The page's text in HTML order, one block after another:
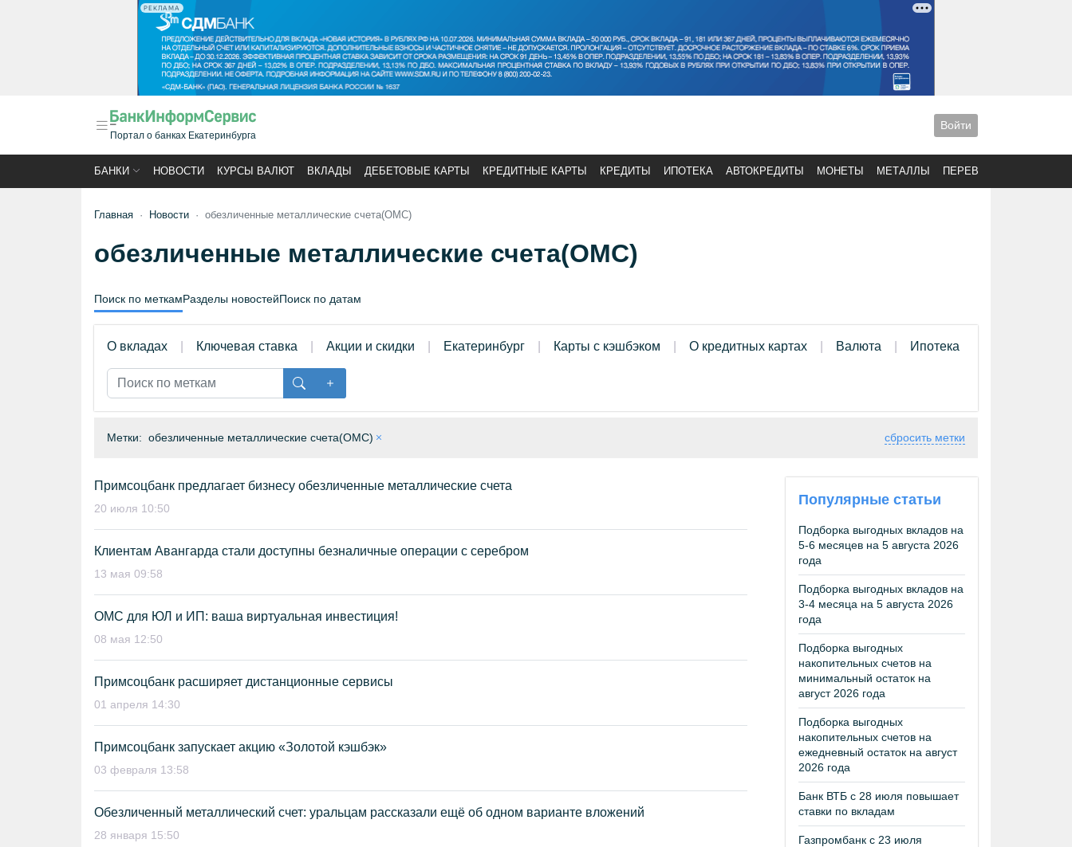
РЕКЛАМА
Портал о банках Екатеринбурга
Войти
БАНКИ НОВОСТИ КУРСЫ ВАЛЮТ ВКЛАДЫ ДЕБЕТОВЫЕ КАРТЫ КРЕДИТНЫЕ КАРТЫ КРЕДИТЫ ИПОТЕКА АВТОКРЕДИТЫ МОНЕТЫ МЕТАЛЛЫ ПЕРЕВОДЫ
Главная Новости обезличенные металлические счета(ОМС)
обезличенные металлические счета(ОМС)
Поиск по меткамРазделы новостейПоиск по датам
О вкладах Ключевая ставка Акции и скидки Екатеринбург Карты с кэшбэком О кредитных картах Валюта Ипотека
Метки: обезличенные металлические счета(ОМС) сбросить метки
Примсоцбанк предлагает бизнесу обезличенные металлические счета
20 июля 10:50
Клиентам Авангарда стали доступны безналичные операции с серебром
13 мая 09:58
ОМС для ЮЛ и ИП: ваша виртуальная инвестиция!
08 мая 12:50
Примсоцбанк расширяет дистанционные сервисы
01 апреля 14:30
Примсоцбанк запускает акцию «Золотой кэшбэк»
03 февраля 13:58
Обезличенный металлический счет: уральцам рассказали ещё об одном варианте вложений
28 января 15:50
Популярные статьи
Подборка выгодных вкладов на
5-6 месяцев на 5 августа 2026
года
Подборка выгодных вкладов на
3-4 месяца на 5 августа 2026
года
Подборка выгодных
накопительных счетов на
минимальный остаток на
август 2026 года
Подборка выгодных
накопительных счетов на
ежедневный остаток на август
2026 года
Банк ВТБ с 28 июля повышает
ставки по вкладам
Газпромбанк с 23 июля